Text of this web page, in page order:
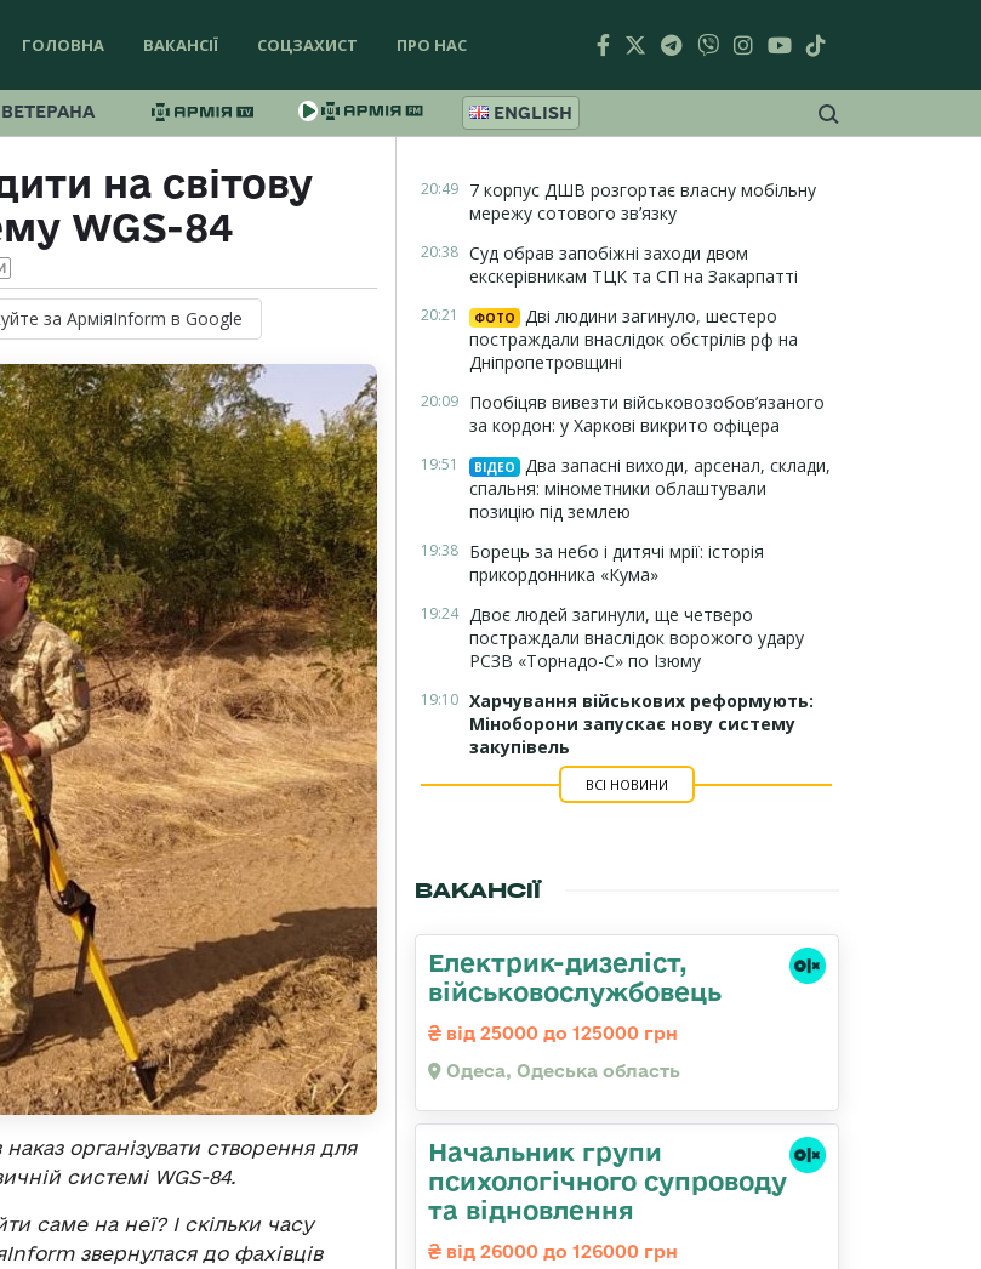
ГОЛОВНА ВАКАНСІЇ СОЦЗАХИСТ ПРО НАС
ENGLISH
на світову
WGS-84
за АрміяInform в Google
організувати створення для
системі WGS-84.
саме на неї? І скільки часу
Informзвернулася до фахівців
20:49 7 корпус ДШВ розгортає власну мобільну
мережу сотового зв’язку
20:38 Суд обрав запобіжні заходи двом
екскерівникам ТЦК та СП на Закарпатті
20:21 ФОТО
Дві людини загинуло, шестеро
постраждали внаслідок обстрілів рф на
Дніпропетровщині
20:09 Пообіцяв вивезти військовозобов’язаного
за кордон: у Харкові викрито офіцера
19:51 ВІДЕО
Два запасні виходи, арсенал, склади,
спальня: мінометники облаштували
позицію під землею
19:38 Борець за небо і дитячі мрії: історія
прикордонника «Кума»
19:24 Двоє людей загинули, ще четверо
постраждали внаслідок ворожого удару
РСЗВ «Торнадо-С» по Ізюму
19:10 Харчування військових реформують:
Міноборони запускає нову систему
закупівель
ВСІ НОВИНИ
ВАКАНСІЇ
Електрик-дизеліст,
військовослужбовець
від 25000 до 125000 грн
Одеса, Одеська область
Начальник групи
психологічного супроводу
та відновлення
від 26000 до 126000 грн